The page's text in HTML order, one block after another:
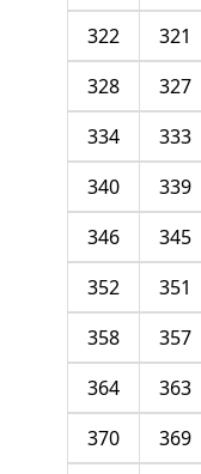
321
322
327
328
333
334
339
340
345
346
351
352
357
358
363
364
369
370